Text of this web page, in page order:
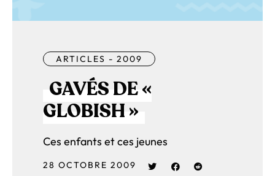
ARTICLES - 2009
GAVÉS DE «
GLOBISH »
Ces enfants et ces jeunes
28 OCTOBRE 2009